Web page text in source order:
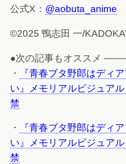
公式X： @aobuta_anime
©2025 鴨志田 一/
●次の記事もオススメ
・
『青春ブタ野郎はディ
い』メモリアルビジュア
禁
・
『青春ブタ野郎はディ
い』メモリアルビジュア
禁